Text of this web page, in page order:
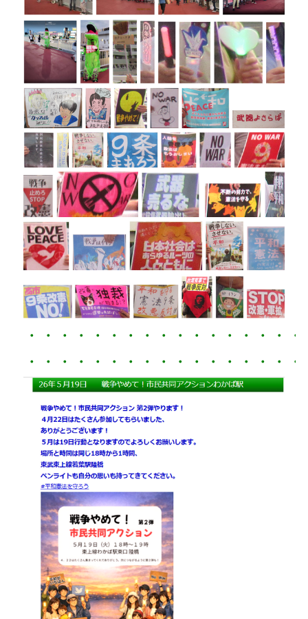
・・・・・・・・・・・・・・・・
・・・・・・・・・・・・・・・・